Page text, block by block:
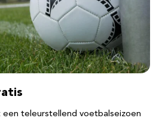
een teleurstellend voetbalseizoen